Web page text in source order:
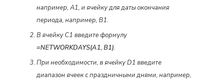
например, A1, и ячейку для даты окончания
периода, например, B1.
В ячейку C1 введите формулу
=NETWORKDAYS(A1, B1).
При необходимости, в ячейку D1 введите
диапазон ячеек с праздничными днями, например,